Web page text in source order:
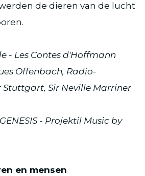
de dieren van de lucht
- Les Contes d'Hoffmann
Offenbach, Radio-
Stuttgart, Sir Neville Marriner
- Projektil Music by
en mensen